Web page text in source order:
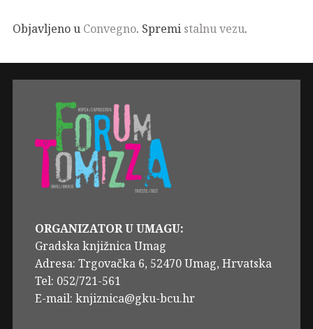
Objavljeno u Convegno. Spremi stalnu vezu.
ORGANIZATOR U UMAGU:
Gradska knjižnica Umag
Adresa: Trgovačka 6, 52470 Umag, Hrvatska
Tel: 052/721-561
E-mail: knjiznica@gku-bcu.hr